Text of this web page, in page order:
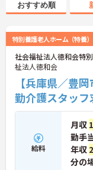
おすすめ順
特別養護老人ホーム（特養）
社会福祉法人徳和会特
祉法人徳和会
【兵庫県／豊
勤介護スタッフ
給料
月収
勤手
年収
分の